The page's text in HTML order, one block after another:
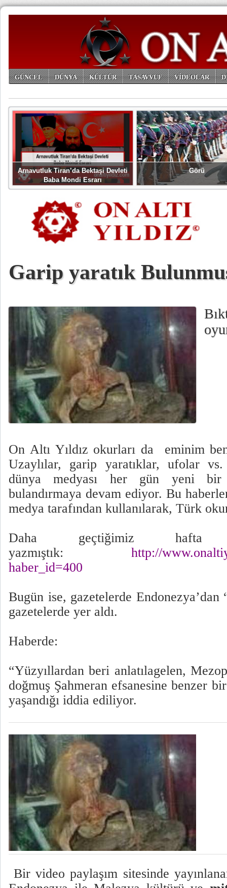
GÜNCEL DÜNYA KÜLTÜR TASAVVUF VİDEOLAR
Arnavutluk Tiran’da Bektaşi Devleti
Baba Mondi Esrarı
Görü
Garip yaratık
On Altı Yıldız okurları da
eminim
Uzaylılar, garip yaratıklar, ufolar
dünya medyası her gün yeni bir
bulandırmaya devam ediyor. Bu
medya tarafından kullanılarak, Türk
Daha geçtiğimiz hafta
yazmıştık:
http://
haber_id=400
Bugün ise, gazetelerde Endonezya’dan
gazetelerde yer aldı.
Haberde:
“Yüzyıllardan beri anlatılagelen,
doğmuş Şahmeran efsanesine benzer
yaşandığı iddia ediliyor.
Bir video paylaşım sitesinde